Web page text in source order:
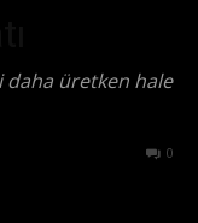
daha üretken hale
0